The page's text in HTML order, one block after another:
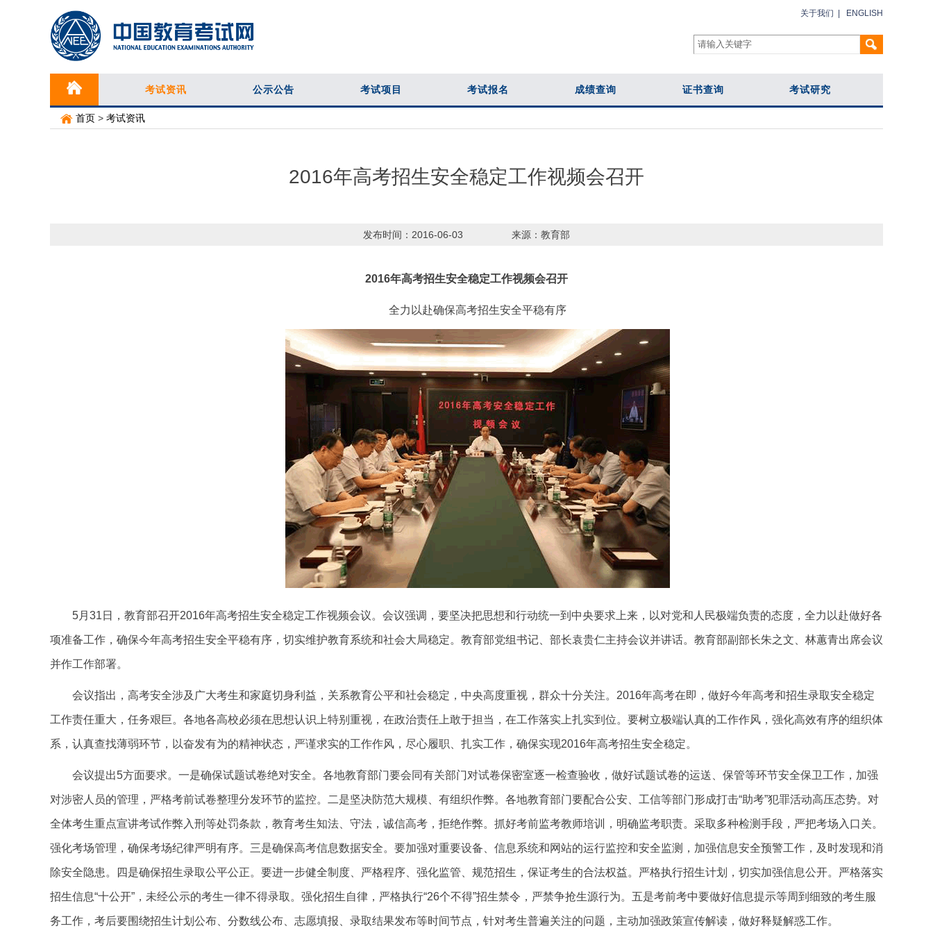
关于我们 ENGLISH
考试资讯 公示公告 考试项目 考试报名 成绩查询 证书查询 考试研究
首页 > 考试资讯
2016年高考招生安全稳定工作视频会召开
发布时间： 2016-06-03 来源： 教育部
2016年高考招生安全稳定工作视频会召开
全力以赴确保高考招生安全平稳有序
5月31日，教育部召开2016年高考招生安全稳定工作视频会议。会议强调，要坚决把思想和行动统一到中央要求上来，以对党和人民极端负责的态度，全力以赴做好各
项准备工作，确保今年高考招生安全平稳有序，切实维护教育系统和社会大局稳定。教育部党组书记、部长袁贵仁主持会议并讲话。教育部副部长朱之文、林蕙青出席会议
并作工作部署。
会议指出，高考安全涉及广大考生和家庭切身利益，关系教育公平和社会稳定，中央高度重视，群众十分关注。2016年高考在即，做好今年高考和招生录取安全稳定
工作责任重大，任务艰巨。各地各高校必须在思想认识上特别重视，在政治责任上敢于担当，在工作落实上扎实到位。要树立极端认真的工作作风，强化高效有序的组织体
系，认真查找薄弱环节，以奋发有为的精神状态，严谨求实的工作作风，尽心履职、扎实工作，确保实现2016年高考招生安全稳定。
会议提出5方面要求。一是确保试题试卷绝对安全。各地教育部门要会同有关部门对试卷保密室逐一检查验收，做好试题试卷的运送、保管等环节安全保卫工作，加强
对涉密人员的管理，严格考前试卷整理分发环节的监控。二是坚决防范大规模、有组织作弊。各地教育部门要配合公安、工信等部门形成打击“助考”犯罪活动高压态势。对
全体考生重点宣讲考试作弊入刑等处罚条款，教育考生知法、守法，诚信高考，拒绝作弊。抓好考前监考教师培训，明确监考职责。采取多种检测手段，严把考场入口关。
强化考场管理，确保考场纪律严明有序。三是确保高考信息数据安全。要加强对重要设备、信息系统和网站的运行监控和安全监测，加强信息安全预警工作，及时发现和消
除安全隐患。四是确保招生录取公平公正。要进一步健全制度、严格程序、强化监管、规范招生，保证考生的合法权益。严格执行招生计划，切实加强信息公开。严格落实
招生信息“十公开”，未经公示的考生一律不得录取。强化招生自律，严格执行“26个不得”招生禁令，严禁争抢生源行为。五是考前考中要做好信息提示等周到细致的考生服
务工作，考后要围绕招生计划公布、分数线公布、志愿填报、录取结果发布等时间节点，针对考生普遍关注的问题，主动加强政策宣传解读，做好释疑解惑工作。